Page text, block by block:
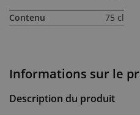
Informations sur le
Description du produit
Contenu 75 cl